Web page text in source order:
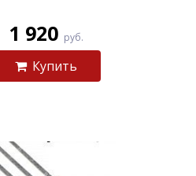
1 920 руб.
Купить